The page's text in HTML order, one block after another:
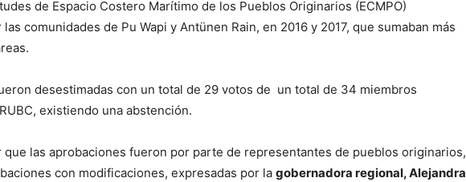
de Espacio Costero Marítimo de los Pueblos Originarios (ECMPO)
comunidades de Pu Wapi y Antünen Rain, en 2016 y 2017, que sumaban más
desestimadas con un total de 29 votos de un total de 34 miembros
existiendo una abstención.
que las aprobaciones fueron por parte de representantes de pueblos originarios,
con modificaciones, expresadas por la gobernadora regional, Alejandra